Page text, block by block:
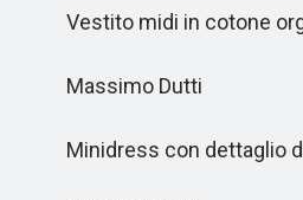
Vestito midi in cotone
Massimo Dutti
Minidress con dettaglio